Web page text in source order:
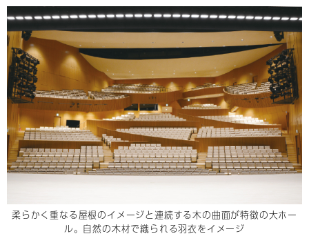
柔らかく重なる屋根のイメージと連続する木の曲面が特徴の大ホー
ル。自然の木材で織られる羽衣をイメージ